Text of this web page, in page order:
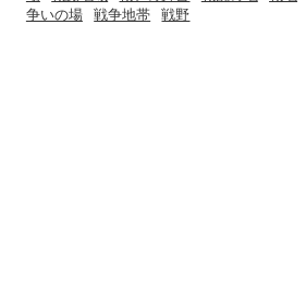
争いの場
戦争地帯 戦野